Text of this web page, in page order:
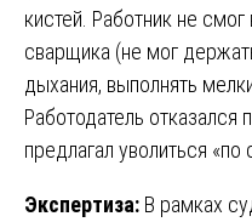
кистей. Работник не
сварщика (не мог
дыхания, выполнять
Работодатель отказался
предлагал уволиться
Экспертиза: В рамках